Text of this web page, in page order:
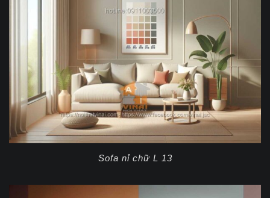
Sofa nỉ chữ L 13